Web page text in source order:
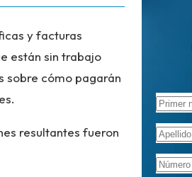
y facturas
están sin trabajo
sobre cómo pagarán
resultantes fueron